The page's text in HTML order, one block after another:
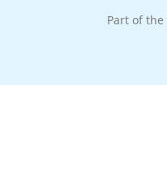
Part of the